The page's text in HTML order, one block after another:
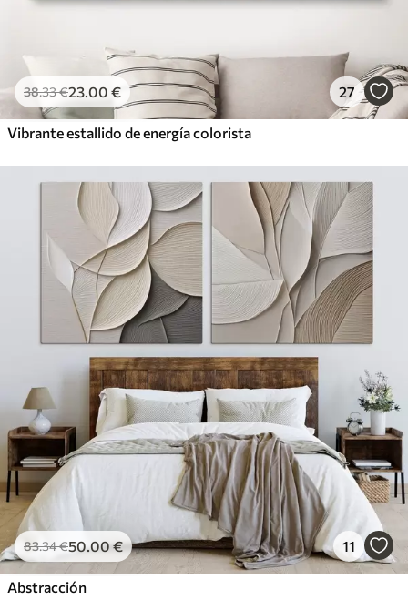
38.33€23.00 € 27
Vibrante estallido de energía colorista
83.34€50.00€ 11
Abstracción